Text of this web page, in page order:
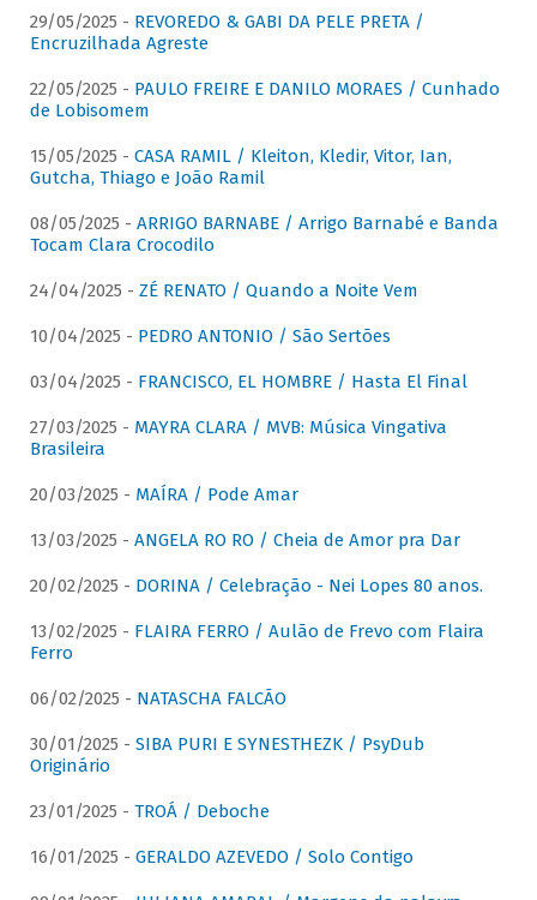
29/05/2025 - REVOREDO & GABI DA PELE PRETA /
Encruzilhada Agreste
22/05/2025 - PAULO FREIRE E DANILO MORAES / Cunhado
de Lobisomem
15/05/2025 - CASA RAMIL / Kleiton, Kledir, Vitor, Ian,
Gutcha, Thiago e João Ramil
08/05/2025 - ARRIGO BARNABE / Arrigo Barnabé e Banda
Tocam Clara Crocodilo
24/04/2025 - ZÉ RENATO / Quando a Noite Vem
10/04/2025 - PEDRO ANTONIO / São Sertões
03/04/2025 - FRANCISCO, EL HOMBRE / Hasta El Final
27/03/2025 - MAYRA CLARA / MVB: Música Vingativa
Brasileira
20/03/2025 - MAÍRA / Pode Amar
13/03/2025 - ANGELA RO RO / Cheia de Amor pra Dar
20/02/2025 - DORINA / Celebração - Nei Lopes 80 anos.
13/02/2025 - FLAIRA FERRO / Aulão de Frevo com Flaira
Ferro
06/02/2025 - NATASCHA FALCÃO
30/01/2025 - SIBA PURI E SYNESTHEZK / PsyDub
Originário
23/01/2025 - TROÁ / Deboche
16/01/2025 - GERALDO AZEVEDO / Solo Contigo